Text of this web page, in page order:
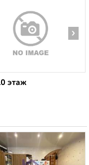
›
этаж